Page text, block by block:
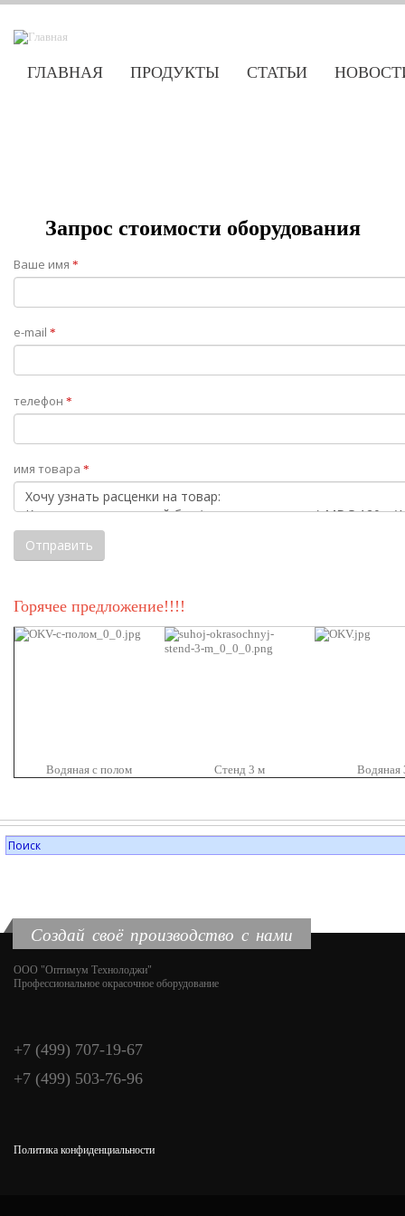
ГЛАВНАЯ ПРОДУКТЫ СТАТЬИ
Запрос стоимости оборудования
Ваше имя *
e-mail *
телефон *
имя товара *
Горячее предложение!!!!
Водяная с полом Стенд 3 м Водяная
Создай своё производство с нами
ООО "Оптимум Технолоджи"
Профессиональное окрасочное оборудование
+7 (499) 707-19-67
+7 (499) 503-76-96
Политика конфиденциальности